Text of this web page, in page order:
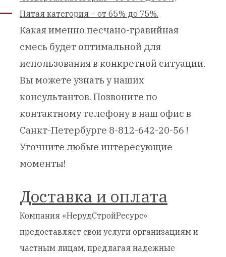
Пятая категория – от 65% до 75%.
Какая именно песчано-гравийная
смесь будет оптимальной для
использования в конкретной ситуации,
Вы можете узнать у наших
консультантов. Позвоните по
контактному телефону в наш офис в
Санкт-Петербурге 8-812-642-20-56 !
Уточните любые интересующие
моменты!
Доставка и оплата
Компания «НерудСтройРесурс»
предоставляет свои услуги организациям и
частным лицам, предлагая надежные